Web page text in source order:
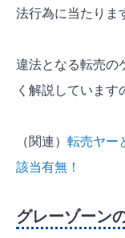
法行為に当たりま
違法となる転売の
く解説しています
（関連） 転売ヤー
該当有無！
グレーゾーン